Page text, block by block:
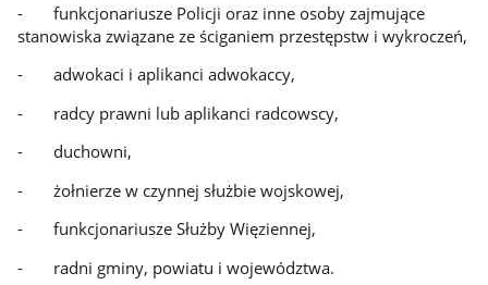
- funkcjonariusze Policji oraz inne osoby zajmujące
stanowiska związane ze ściganiem przestępstw i wykroczeń,
- adwokaci i aplikanci adwokaccy,
- radcy prawni lub aplikanci radcowscy,
- duchowni,
- żołnierze w czynnej służbie wojskowej,
- funkcjonariusze Służby Więziennej,
- radni gminy, powiatu i województwa.